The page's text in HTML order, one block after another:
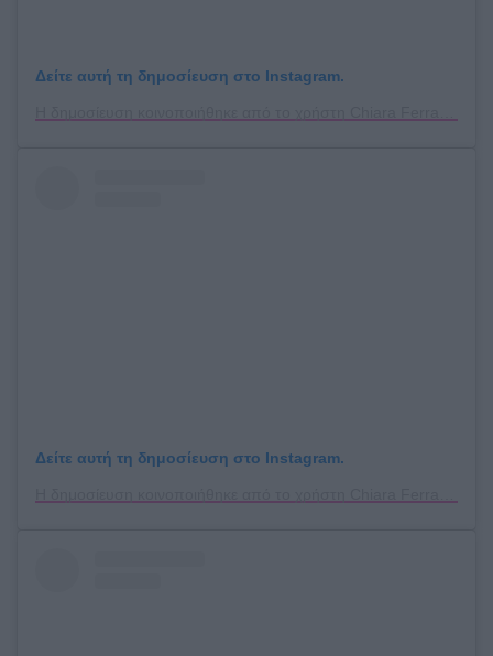
Δείτε αυτή τη δημοσίευση στο Instagram.
Δείτε αυτή τη δημοσίευση στο Instagram.